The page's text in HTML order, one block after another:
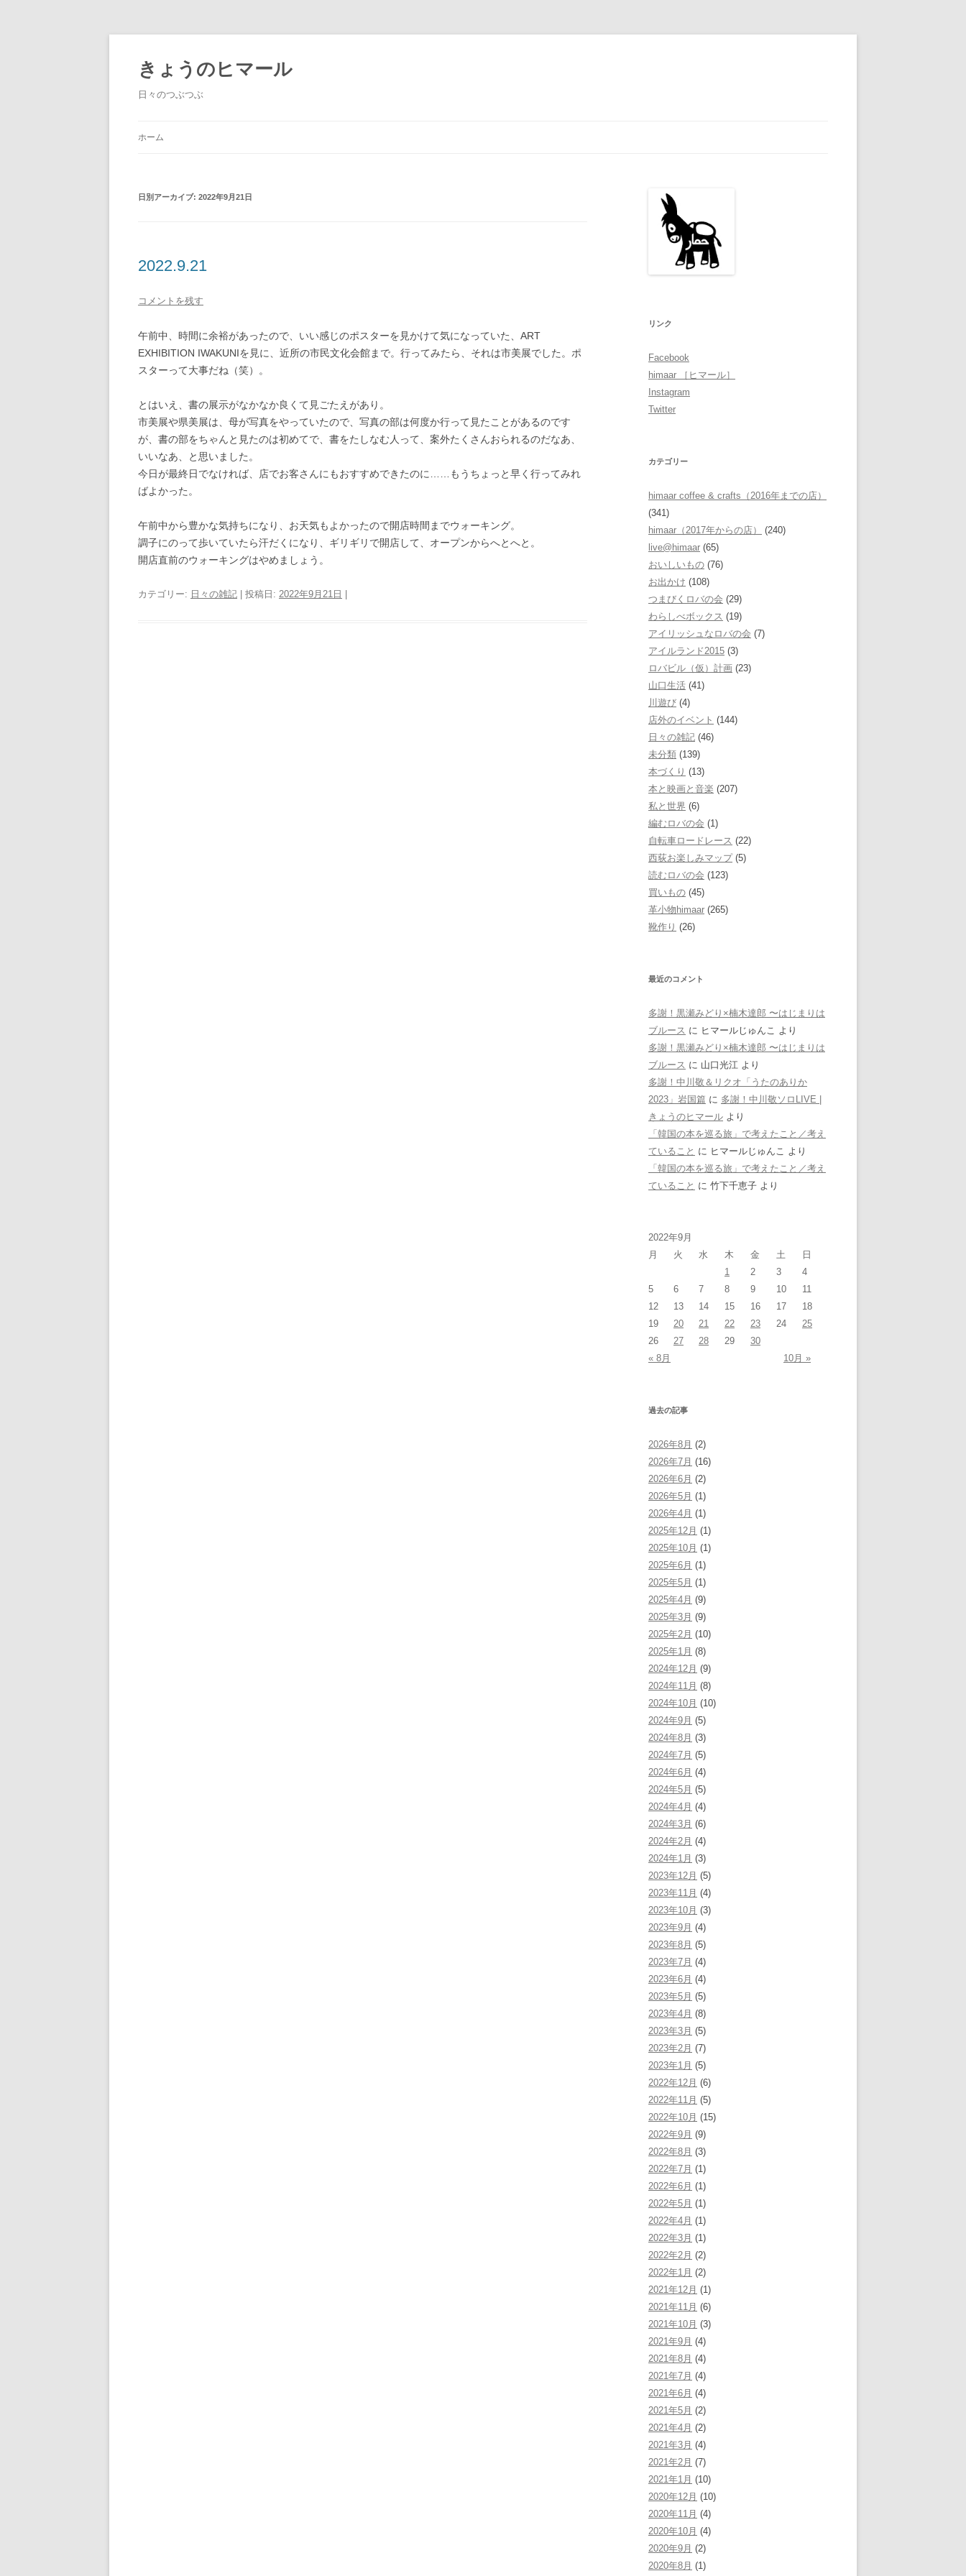
きょうのヒマール
日々のつぶつぶ
ホーム
日別アーカイブ: 2022年9月21日
2022.9.21
コメントを残す
午前中、時間に余裕があったので、いい感じのポスターを見かけて気になっていた、ART
EXHIBITION IWAKUNIを見に、近所の市民文化会館まで。行ってみたら、それは市美展でした。ポ
スターって大事だね（笑）。
とはいえ、書の展示がなかなか良くて見ごたえがあり。
市美展や県美展は、母が写真をやっていたので、写真の部は何度か行って見たことがあるのです
が、書の部をちゃんと見たのは初めてで、書をたしなむ人って、案外たくさんおられるのだなあ、
いいなあ、と思いました。
今日が最終日でなければ、店でお客さんにもおすすめできたのに……もうちょっと早く行ってみれ
ばよかった。
午前中から豊かな気持ちになり、お天気もよかったので開店時間までウォーキング。
調子にのって歩いていたら汗だくになり、ギリギリで開店して、オープンからへとへと。
開店直前のウォーキングはやめましょう。
カテゴリー: 日々の雑記 | 投稿日: 2022年9月21日
リンク
Facebook
himaar ［ヒマール］
Instagram
Twitter
カテゴリー
himaar coffee & crafts（2016年までの店）
(341)
himaar（2017年からの店）
(240)
live@himaar (65)
おいしいもの (76)
お出かけ (108)
つまびくロバの会 (29)
わらしべボックス (19)
アイリッシュなロバの会 (7)
アイルランド2015 (3)
ロバビル（仮）計画 (23)
山口生活 (41)
川遊び (4)
店外のイベント (144)
日々の雑記 (46)
未分類 (139)
本づくり (13)
本と映画と音楽 (207)
私と世界 (6)
編むロバの会 (1)
自転車ロードレース (22)
西荻お楽しみマップ(5)
読むロバの会 (123)
買いもの (45)
革小物himaar (265)
靴作り (26)
最近のコメント
多謝！黒瀬みどり×楠木達郎 〜はじまりは
ブルース に ヒマールじゅんこ より
多謝！黒瀬みどり×楠木達郎 〜はじまりは
ブルース に 山口光江 より
多謝！中川敬＆リクオ「うたのありか
2023」岩国篇 に 多謝！中川敬ソロLIVE |
きょうのヒマール より
「韓国の本を巡る旅」で考えたこと／考え
ていること に ヒマールじゅんこ より
「韓国の本を巡る旅」で考えたこと／考え
ていること に 竹下千恵子 より
2022年9月
月
火 水 木 金 土
日
1
2 3
4
5
6 7 8 9 10
11
12
13 14 15 16 17
18
19
20 21 22 23 24
25
26
27 28 29
30
« 8月
10月 »
過去の記事
2026年8月 (2)
2026年7月 (16)
2026年6月 (2)
2026年5月 (1)
2026年4月 (1)
2025年12月 (1)
2025年10月 (1)
2025年6月 (1)
2025年5月 (1)
2025年4月 (9)
2025年3月 (9)
2025年2月 (10)
2025年1月 (8)
2024年12月 (9)
2024年11月 (8)
2024年10月 (10)
2024年9月 (5)
2024年8月 (3)
2024年7月 (5)
2024年6月 (4)
2024年5月 (5)
2024年4月 (4)
2024年3月 (6)
2024年2月 (4)
2024年1月 (3)
2023年12月 (5)
2023年11月 (4)
2023年10月 (3)
2023年9月 (4)
2023年8月 (5)
2023年7月 (4)
2023年6月 (4)
2023年5月 (5)
2023年4月 (8)
2023年3月 (5)
2023年2月 (7)
2023年1月 (5)
2022年12月 (6)
2022年11月 (5)
2022年10月 (15)
2022年9月 (9)
2022年8月 (3)
2022年7月 (1)
2022年6月 (1)
2022年5月 (1)
2022年4月 (1)
2022年3月 (1)
2022年2月 (2)
2022年1月 (2)
2021年12月 (1)
2021年11月 (6)
2021年10月 (3)
2021年9月 (4)
2021年8月 (4)
2021年7月 (4)
2021年6月 (4)
2021年5月 (2)
2021年4月 (2)
2021年3月 (4)
2021年2月 (7)
2021年1月 (10)
2020年12月 (10)
2020年11月 (4)
2020年10月 (4)
2020年9月 (2)
2020年8月 (1)